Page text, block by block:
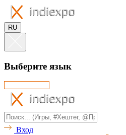
RU
Выберите язык
Вход